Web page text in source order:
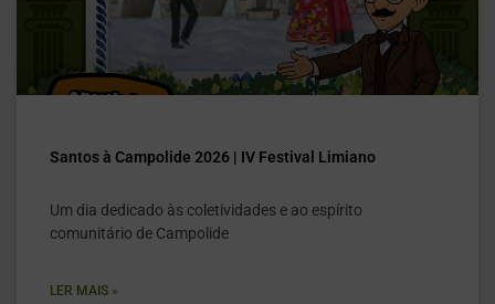
Santos à Campolide 2026 | IV Festival Limiano
Um dia dedicado às coletividades e ao espírito
comunitário de Campolide
LER MAIS »